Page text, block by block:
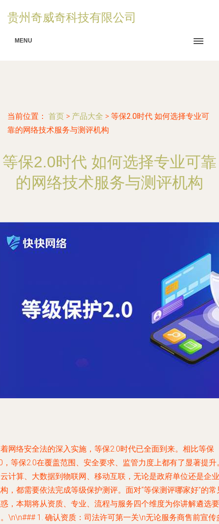
贵州奇威奇科技有限公司
MENU
当前位置： 首页 > 产品大全 > 等保2.0时代 如何选择专业可
靠的网络技术服务与测评机构
等保2.0时代 如何选择专业可靠
的网络技术服务与测评机构
网络安全法的深入实施，等保2.0时代已全面到来。相比等保
，等保2.0在覆盖范围、安全要求、监管力度上都有了显著提升
计算、大数据到物联网、移动互联，无论是政府单位还是企业
，都需要依法完成等级保护测评。面对“等保测评哪家好”的常
，本期将从资质、专业、流程与服务四个维度为你讲解遴选要
\n\n### 1. 确认资质：司法许可第一关\n无论服务商售前宣传